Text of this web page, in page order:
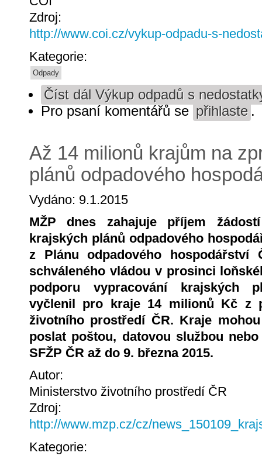
Zdroj:
http://www.coi.cz/vykup-odpadu-s-
Kategorie:
Odpady
Číst dál Výkup odpadů s
Pro psaní komentářů se přihlaste .
Až 14 milionů krajům na
plánů odpadového
Vydáno: 9.1.2015
MŽP dnes zahajuje příjem
krajských plánů odpadového
z Plánu odpadového hospodářství
schváleného vládou v prosinci
podporu vypracování krajských
vyčlenil pro kraje 14 milionů Kč z
životního prostředí ČR. Kraje
poslat poštou, datovou službou
SFŽP ČR až do 9. března 2015.
Autor:
Ministerstvo životního prostředí ČR
Zdroj:
http://www.mzp.cz/cz/
Kategorie: